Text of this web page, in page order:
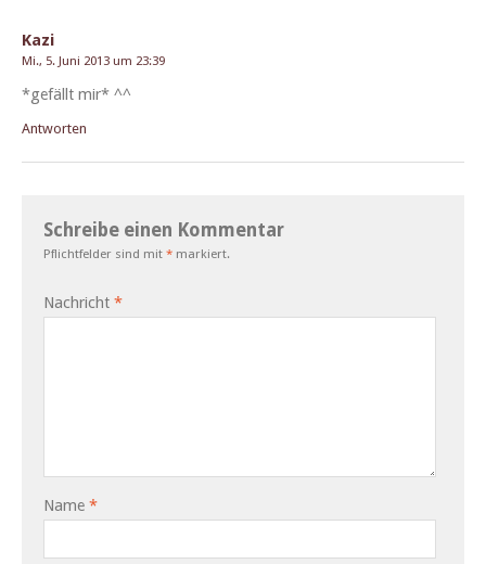
Kazi
Mi., 5. Juni 2013 um 23:39
*gefällt mir* ^^
Antworten
Schreibe einen Kommentar
Pflichtfelder sind mit * markiert.
Nachricht *
Name *